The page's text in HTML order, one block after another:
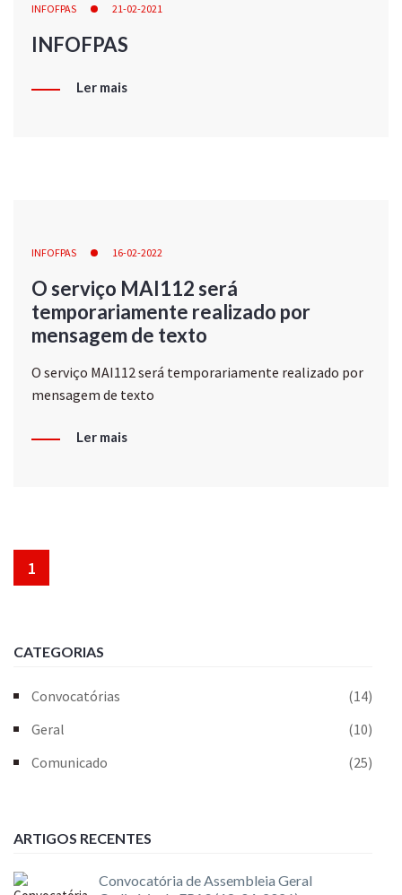
INFOFPAS 21-02-2021
INFOFPAS
Ler mais
INFOFPAS 16-02-2022
O serviço MAI112 será
temporariamente realizado por
mensagem de texto
O serviço MAI112 será temporariamente realizado por
mensagem de texto
Ler mais
1
CATEGORIAS
Convocatórias
(14)
Geral
(10)
Comunicado
(25)
ARTIGOS RECENTES
Convocatória de Assembleia Geral